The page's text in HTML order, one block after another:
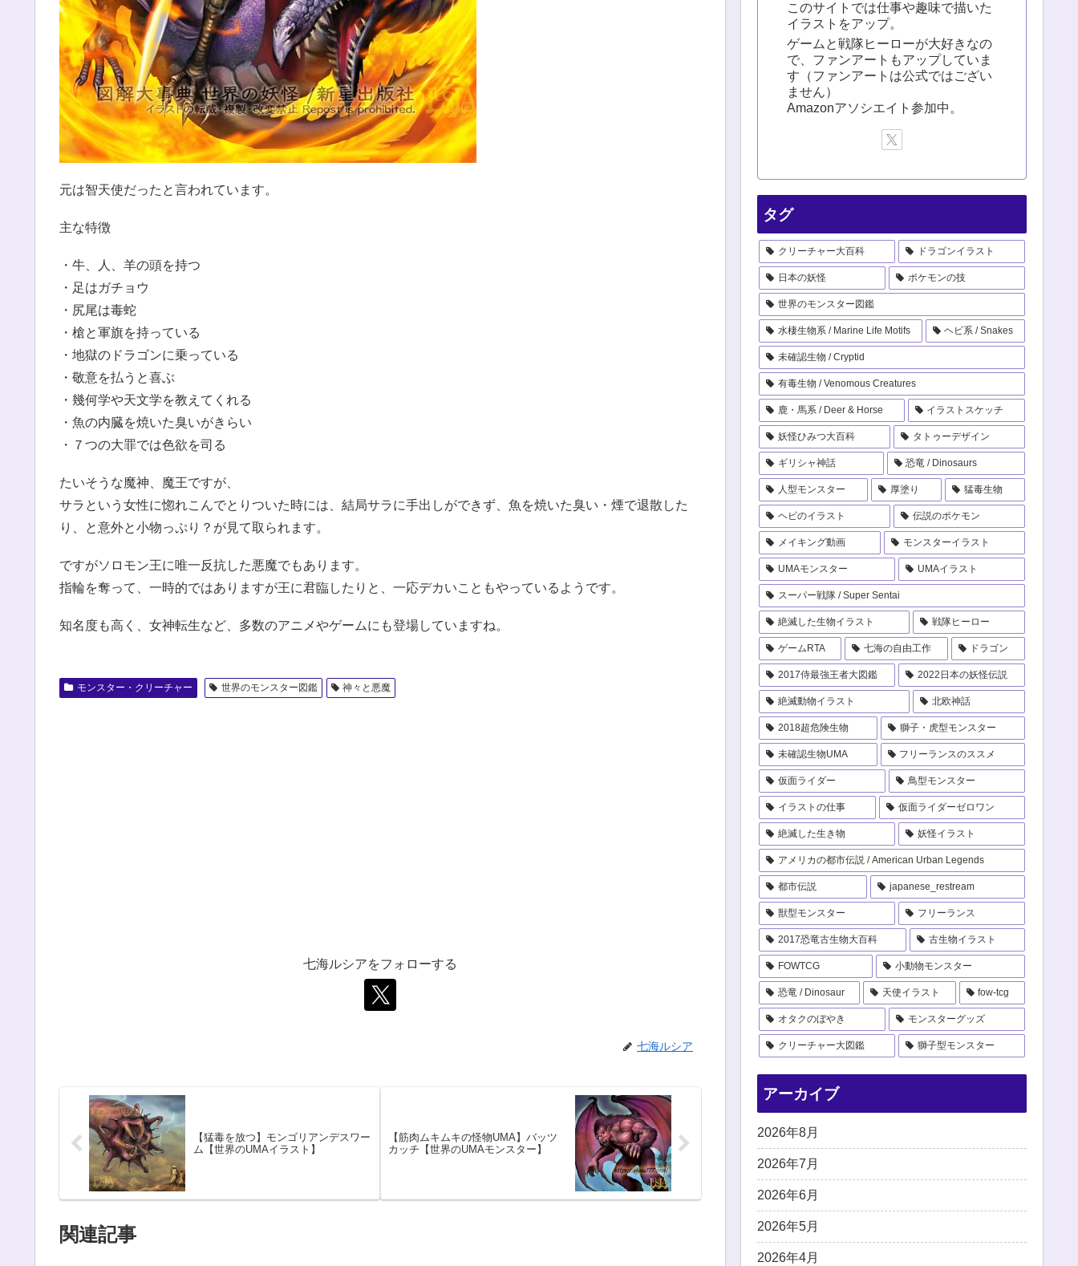
元は智天使だったと言われています。
主な特徴
・牛、人、羊の頭を持つ
・足はガチョウ
・尻尾は毒蛇
・槍と軍旗を持っている
・地獄のドラゴンに乗っている
・敬意を払うと喜ぶ
・幾何学や天文学を教えてくれる
・魚の内臓を焼いた臭いがきらい
・７つの大罪では色欲を司る
たいそうな魔神、魔王ですが、
サラという女性に惚れこんでとりついた時には、結局サラに手出しができず、魚を焼いた臭い・煙で退散した
り、と意外と小物っぷり？が見て取られます。
ですがソロモン王に唯一反抗した悪魔でもあります。
指輪を奪って、一時的ではありますが王に君臨したりと、一応デカいこともやっているようです。
知名度も高く、女神転生など、多数のアニメやゲームにも登場していますね。
モンスター・クリーチャー 世界のモンスター図鑑 神々と悪魔
七海ルシアをフォローする
七海ルシア
【猛毒を放つ】モンゴリアンデスワー
ム【世界のUMAイラスト】
【筋肉ムキムキの怪物UMA】バッツ
カッチ【世界のUMAモンスター】
関連記事
このサイトでは仕事や趣味で描いた
イラストをアップ。
ゲームと戦隊ヒーローが大好きなの
で、ファンアートもアップしていま
す（ファンアートは公式ではござい
ません）
Amazonアソシエイト参加中。
タグ
クリーチャー大百科 ドラゴンイラスト
日本の妖怪 ポケモンの技
世界のモンスター図鑑
水棲生物系 / Marine Life Motifs ヘビ系 / Snakes
未確認生物 / Cryptid
有毒生物 / Venomous Creatures
鹿・馬系 / Deer & Horse イラストスケッチ
妖怪ひみつ大百科 タトゥーデザイン
ギリシャ神話 恐竜 / Dinosaurs
人型モンスター 厚塗り 猛毒生物
ヘビのイラスト 伝説のポケモン
メイキング動画 モンスターイラスト
UMAモンスター UMAイラスト
スーパー戦隊 / Super Sentai
絶滅した生物イラスト 戦隊ヒーロー
ゲームRTA 七海の自由工作 ドラゴン
2017侍最強王者大図鑑 2022日本の妖怪伝説
絶滅動物イラスト 北欧神話
2018超危険生物 獅子・虎型モンスター
未確認生物UMA フリーランスのススメ
仮面ライダー 鳥型モンスター
イラストの仕事 仮面ライダーゼロワン
絶滅した生き物 妖怪イラスト
アメリカの都市伝説 / American Urban Legends
都市伝説 japanese_restream
獣型モンスター フリーランス
2017恐竜古生物大百科 古生物イラスト
FOWTCG 小動物モンスター
恐竜 / Dinosaur 天使イラスト fow-tcg
オタクのぼやき モンスターグッズ
クリーチャー大図鑑 獅子型モンスター
アーカイブ
2026年8月
2026年7月
2026年6月
2026年5月
2026年4月